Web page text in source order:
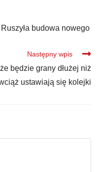
budowa nowego
Następny wpis
będzie grany dłużej niż
ustawiają się kolejki